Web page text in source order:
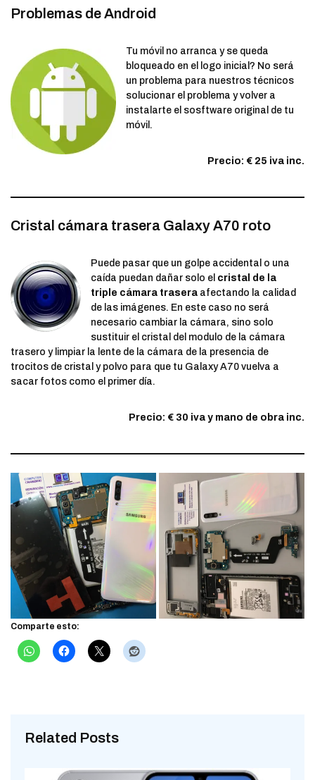
Problemas de Android
Tu móvil no arranca y se queda
bloqueado en el logo inicial? No será
un problema para nuestros técnicos
solucionar el problema y volver a
instalarte el sosftware original de tu
móvil.
Precio: € 25 iva inc.
Cristal cámara trasera Galaxy A70 roto
Puede pasar que un golpe accidental o una
caída puedan dañar solo el cristal de la
triple cámara trasera afectando la calidad
de las imágenes. En este caso no será
necesario cambiar la cámara, sino solo
sustituir el cristal del modulo de la cámara
trasero y limpiar la lente de la cámara de la presencia de
trocitos de cristal y polvo para que tu Galaxy A70 vuelva a
sacar fotos como el primer día.
Precio: € 30 iva y mano de obra inc.
Comparte esto:
Related Posts